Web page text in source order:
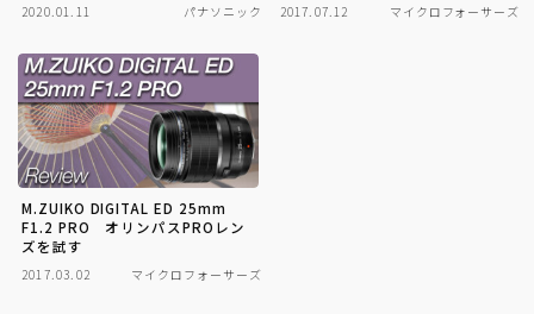
2020.01.11 パナソニック 2017.07.12 マイクロフォーサーズ
M.ZUIKO DIGITAL ED 25mm
F1.2 PRO オリンパスPROレン
ズを試す
2017.03.02 マイクロフォーサーズ